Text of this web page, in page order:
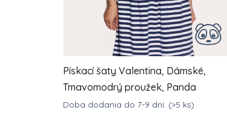
Pískací šaty Valentina, Dámské,
Tmavomodrý proužek, Panda
Doba dodania do 7-9 dní. (>5 ks)